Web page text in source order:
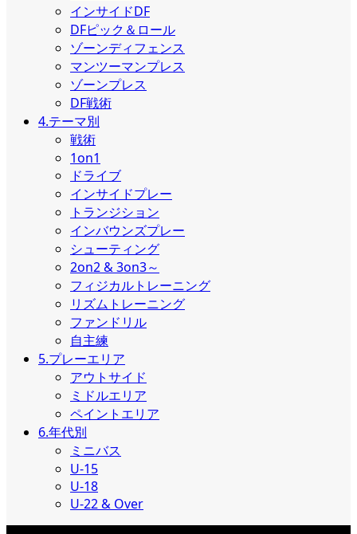
インサイドDF
DFピック＆ロール
ゾーンディフェンス
マンツーマンプレス
ゾーンプレス
DF戦術
4.テーマ別
戦術
1on1
ドライブ
インサイドプレー
トランジション
インバウンズプレー
シューティング
2on2 & 3on3～
フィジカルトレーニング
リズムトレーニング
ファンドリル
自主練
5.プレーエリア
アウトサイド
ミドルエリア
ペイントエリア
6.年代別
ミニバス
U-15
U-18
U-22 & Over